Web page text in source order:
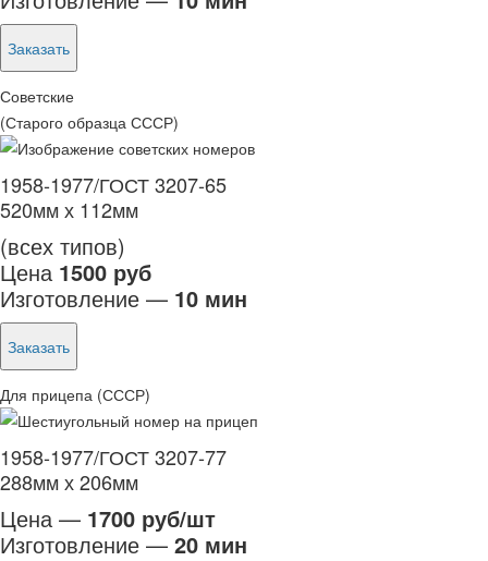
Заказать
Советские
(Старого образца СССР)
1958-1977/ГОСТ 3207-65
520мм х 112мм
(всех типов)
Цена 1500 руб
Изготовление — 10 мин
Заказать
Для прицепа (СССР)
1958-1977/ГОСТ 3207-77
288мм х 206мм
Цена — 1700 руб/шт
Изготовление — 20 мин